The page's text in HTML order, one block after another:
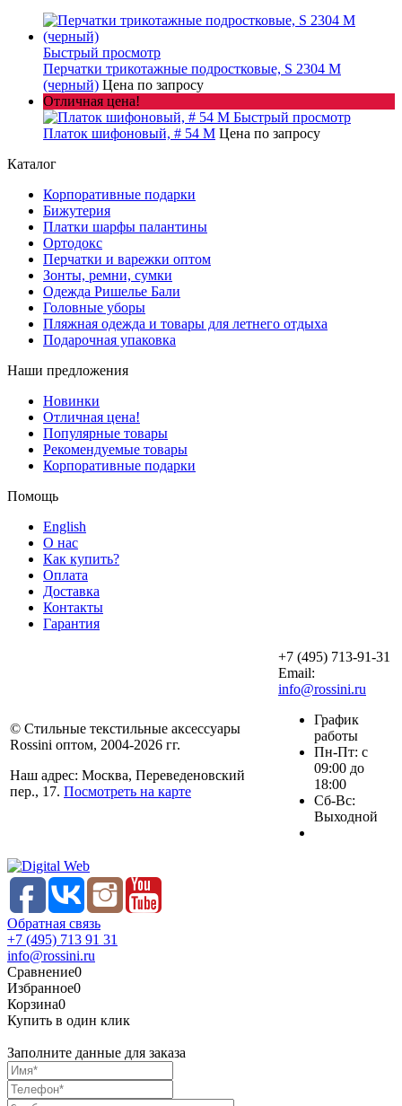
Быстрый просмотр
Перчатки трикотажные подростковые, S 2304 M
(черный) Цена по запросу
Отличная цена!
Быстрый просмотр
Платок шифоновый, # 54 M Цена по запросу
Каталог
Корпоративные подарки
Бижутерия
Платки шарфы палантины
Ортодокс
Перчатки и варежки оптом
Зонты, ремни, сумки
Одежда Ришелье Бали
Головные уборы
Пляжная одежда и товары для летнего отдыха
Подарочная упаковка
Наши предложения
Новинки
Отличная цена!
Популярные товары
Рекомендуемые товары
Корпоративные подарки
Помощь
English
О нас
Как купить?
Оплата
Доставка
Контакты
Гарантия
© Стильные текстильные аксессуары
Rossini оптом, 2004-2026 гг.
Наш адрес: Москва, Переведеновский
пер., 17. Посмотреть на карте
+7 (495) 713-91-31
Email:
info@rossini.ru
График
работы
Пн-Пт: с
09:00 до
18:00
Сб-Вс:
Выходной
Обратная связь
+7 (495) 713 91 31
info@rossini.ru
Сравнение0
Избранное0
Корзина0
Купить в один клик
Заполните данные для заказа